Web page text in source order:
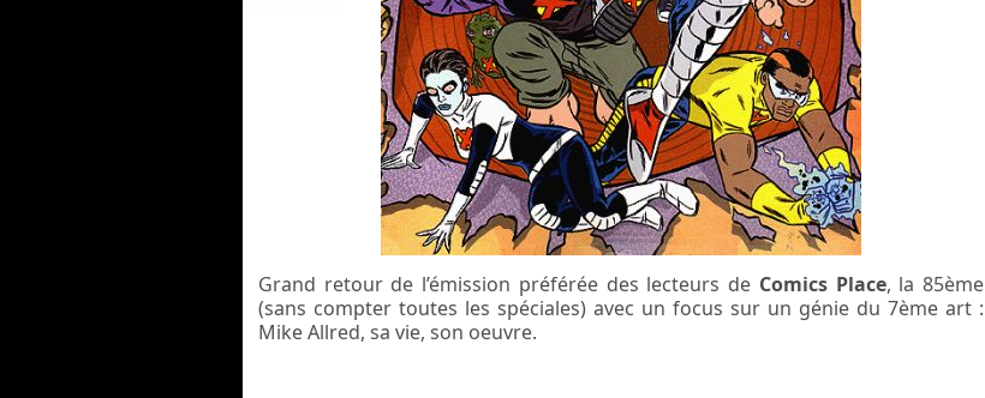
Grand retour de l’émission préférée des lecteurs de Comics Place, la 85ème
(sans compter toutes les spéciales) avec un focus sur un génie du 7ème art :
Mike Allred, sa vie, son oeuvre.